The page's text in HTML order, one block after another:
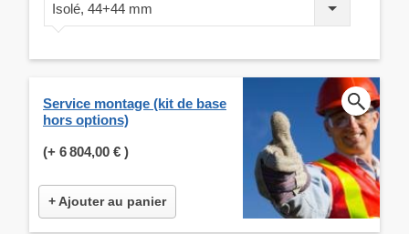
Isolé, 44+44 mm
Service montage (kit de base
hors options)
(+ 6 804,00 € )
+ Ajouter au panier